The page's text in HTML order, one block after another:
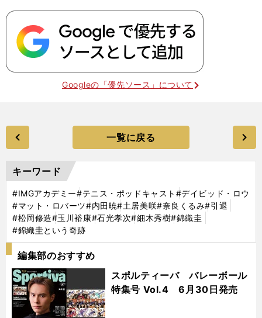
Googleの「優先ソース」について
一覧に戻る
キーワード
#IMGアカデミー#テニス・ポッドキャスト #デイビッド・ロウ
#マット・ロバーツ#内田暁#土居美咲#奈良くるみ#引退
#松岡修造#玉川裕康#石光孝次#細木秀樹#錦織圭
#錦織圭という奇跡
編集部のおすすめ
スポルティーバ バレーボール
特集号 Vol.4 6月30日発売